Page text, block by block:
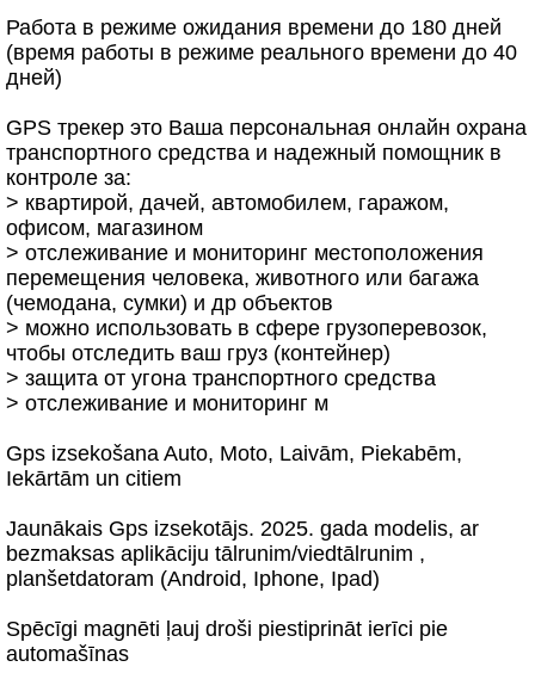
Работа в режиме ожидания времени до 180 дней
(время работы в режиме реального времени до 40
дней)
GPS трекер это Ваша персональная онлайн охрана
транспортного средства и надежный помощник в
контроле за:
> квартирой, дачей, автомобилем, гаражом,
офисом, магазином
> отслеживание и мониторинг местоположения
перемещения человека, животного или багажа
(чемодана, сумки) и др объектов
> можно использовать в сфере грузоперевозок,
чтобы отследить ваш груз (контейнер)
> защита от угона транспортного средства
> отслеживание и мониторинг м
Gps izsekošana Auto, Moto, Laivām, Piekabēm,
Iekārtām un citiem
Jaunākais Gps izsekotājs. 2025. gada modelis, ar
bezmaksas aplikāciju tālrunim/viedtālrunim ,
planšetdatoram (Android, Iphone, Ipad)
Spēcīgi magnēti ļauj droši piestiprināt ierīci pie
automašīnas